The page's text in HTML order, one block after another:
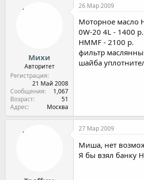
Михи
Авторитет
Регистрация
21 Май 2008
Сообщения
1,067
Возраст
51
Адрес
Москва
26 Мар 2009
Моторное масло
0W-20 4L - 1400 p.
HMMF - 2100 p.
фильтр
шайба
27 Мар 2009
Миша, нет
Я бы взял банку